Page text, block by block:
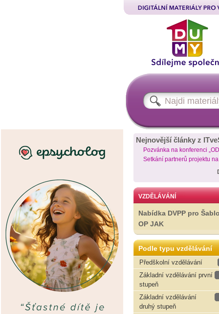
Nejnovější články z
Pozvánka na konferenci
Setkání partnerů projektu
VZDĚLÁVÁNÍ
Nabídka DVPP pro
OP JAK
Podle typu vzdělávání
Předškolní vzdělávání
Základní vzdělávání první
stupeň
Základní vzdělávání
druhý stupeň